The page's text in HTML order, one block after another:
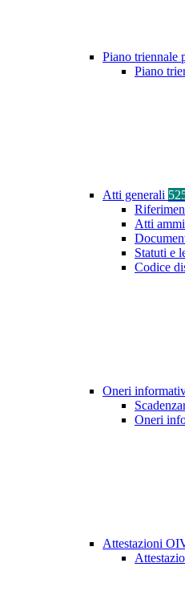
Piano triennale
Piano
Atti generali
Atti
Statuti e
Codice
Oneri
Oneri
Attestazioni